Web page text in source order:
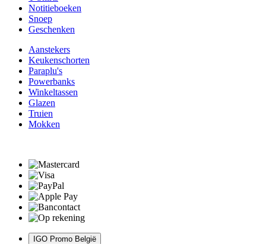
Notitieboeken
Snoep
Geschenken
Aanstekers
Keukenschorten
Paraplu's
Powerbanks
Winkeltassen
Glazen
Truien
Mokken
IGO Promo België